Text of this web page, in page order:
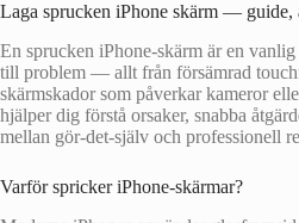
Laga sprucken iPhone skärm — guide,
En sprucken iPhone-skärm är en
till problem — allt från försämrad
skärmskador som påverkar kameror
hjälper dig förstå orsaker, snabba
mellan gör-det-själv och professionell
Varför spricker iPhone-skärmar?